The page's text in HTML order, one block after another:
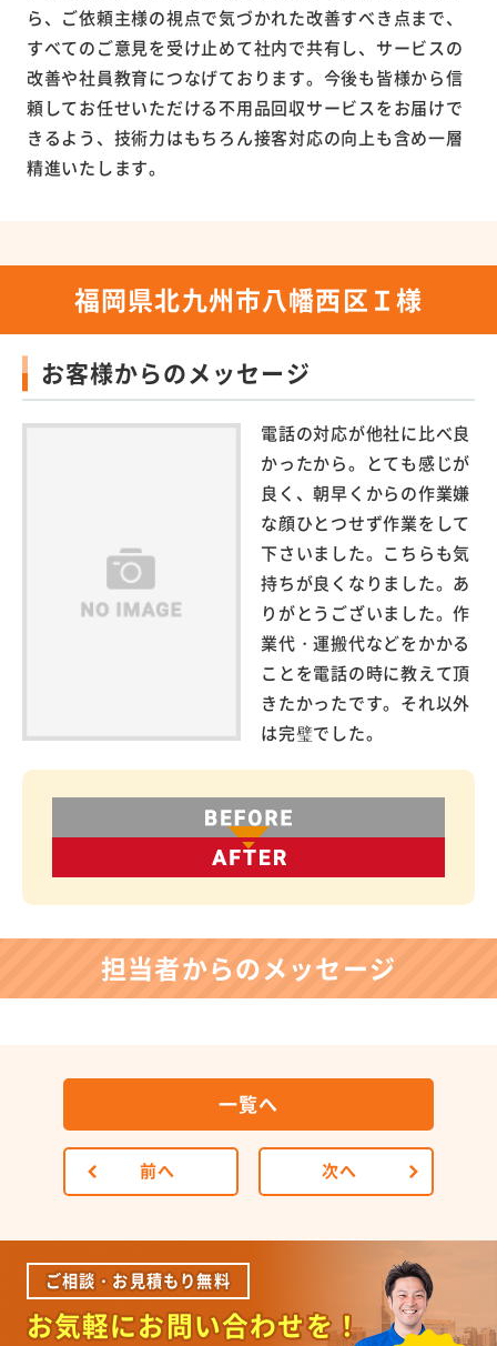
ら、ご依頼主様の視点で気づかれた改善すべき点まで、
すべてのご意見を受け止めて社内で共有し、サービスの
改善や社員教育につなげております。今後も皆様から信
頼してお任せいただける不用品回収サービスをお届けで
きるよう、技術力はもちろん接客対応の向上も含め一層
精進いたします。
福岡県北九州市八幡西区Ｉ様
お客様からのメッセージ
電話の対応が他社に比べ良
かったから。とても感じが
良く、朝早くからの作業嫌
な顔ひとつせず作業をして
下さいました。こちらも気
持ちが良くなりました。あ
りがとうございました。作
業代・運搬代などをかかる
ことを電話の時に教えて頂
きたかったです。それ以外
は完璧でした。
担当者からのメッセージ
前へ
一覧へ
次へ
ご相談・お見積もり無料
お気軽にお問い合わせを！